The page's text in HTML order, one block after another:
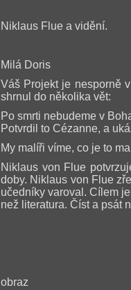
Niklaus Flue a vidění.
Milá Doris
Váš Projekt je nesporně
shrnul do několika vět:
Po smrti nebudeme v
Potvrdil to Cézanne, a
My malíři víme, co je to
Niklaus von Flue
doby. Niklaus von Flue
učedníky varoval. Cílem
než literatura. Číst a psát
obraz